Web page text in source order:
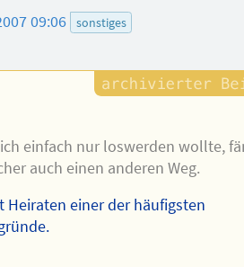
09:06 sonstiges
einfach nur loswerden wollte,
auch einen anderen Weg.
Heiraten einer der häufigsten